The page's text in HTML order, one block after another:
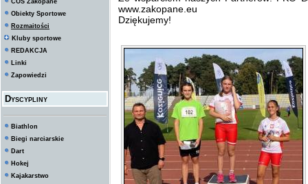
COS Zakopane
Obiekty Sportowe
Rozmaitości
Kluby sportowe
REDAKCJA
Linki
Zapowiedzi
Dyscypliny
Biathlon
Biegi narciarskie
Dart
Hokej
Kajakarstwo
www.zakopane.eu
Dziękujemy!